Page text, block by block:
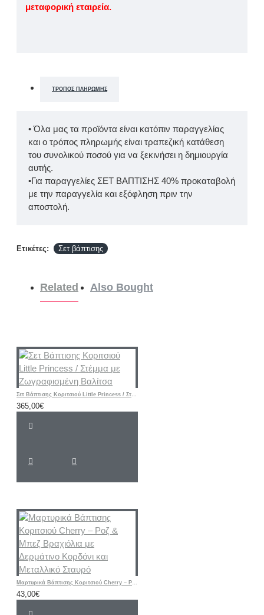
μεταφορική εταιρεία.
ΤΡΌΠΟΣ ΠΛΗΡΩΜΉΣ
• Όλα μας τα προϊόντα είναι κατόπιν παραγγελίας
και ο τρόπος πληρωμής είναι τραπεζική κατάθεση
του συνολικού ποσού για να ξεκινήσει η δημιουργία
αυτής.
•Για παραγγελίες ΣΕΤ ΒΑΠΤΙΣΗΣ 40% προκαταβολή
με την παραγγελία και εξόφληση πριν την
αποστολή.
Ετικέτες: Σετ βάπτισης
Related Also Bought
Σετ Βάπτισης Κοριτσιού Little Princess / Στέμμα με Ζωγραφισμένη Βαλίτσα
365,00€
Μαρτυρικά Βάπτισης Κοριτσιού Cherry – Ροζ & Μπεζ Βραχιόλια με Δερμάτινο Κορδόνι και Μεταλλικό Σταυρό
43,00€